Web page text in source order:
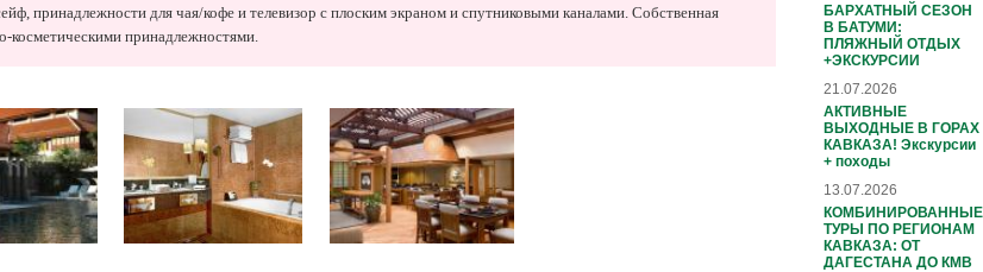
принадлежности для чая/кофе и телевизор с плоским экраном и спутниковыми каналами. Собственная
косметическими принадлежностями.
БАРХАТНЫЙ СЕЗОН
В БАТУМИ:
ПЛЯЖНЫЙ ОТДЫХ
+ЭКСКУРСИИ
21.07.2026
АКТИВНЫЕ
ВЫХОДНЫЕ В ГОРАХ
КАВКАЗА! Экскурсии
+ походы
13.07.2026
КОМБИНИРОВАННЫЕ
ТУРЫ ПО РЕГИОНАМ
КАВКАЗА: ОТ
ДАГЕСТАНА ДО КМВ